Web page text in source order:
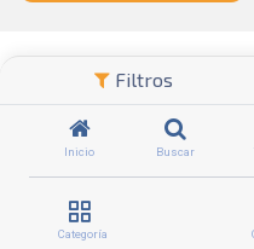
Filtros
Inicio Buscar
Categoría